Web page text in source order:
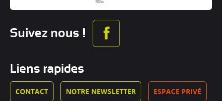
Suivez nous !
Liens rapides
CONTACT NOTRE NEWSLETTER ESPACE PRIVÉ